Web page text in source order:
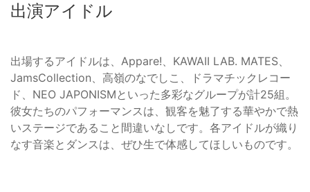
出演アイドル
出場するアイドルは、Appare!、KAWAII LAB. MATES、
JamsCollection、高嶺のなでしこ、ドラマチックレコー
ド、NEO JAPONISMといった多彩なグループが計25組。
彼女たちのパフォーマンスは、観客を魅了する華やかで熱
いステージであること間違いなしです。各アイドルが織り
なす音楽とダンスは、ぜひ生で体感してほしいものです。